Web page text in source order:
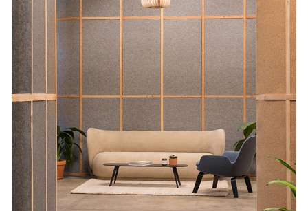
Big And Tiny Silver
Lake
Cultural